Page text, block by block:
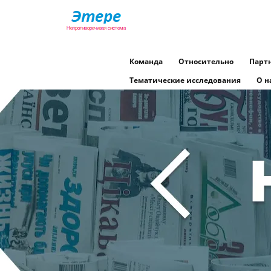
Команда Относительно
Тематические исследования
О